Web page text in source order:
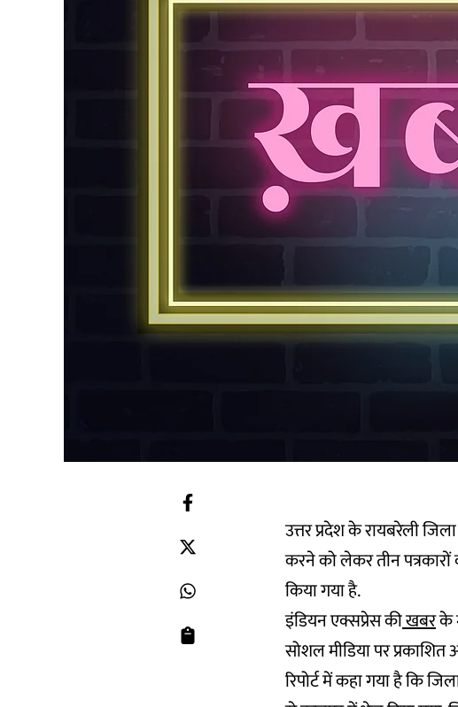
उत्तर प्रदेश के रायबरेली
करने को लेकर तीन
किया गया है.
इंडियन एक्सप्रेस कीखबरके
सोशल मीडिया पर प्रकाशित
रिपोर्ट में कहा गया है कि